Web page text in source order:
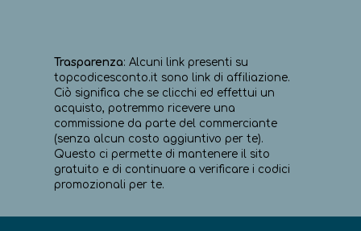
Trasparenza: Alcuni link presenti su
topcodicesconto.it sono link di affiliazione.
Ciò significa che se clicchi ed effettui un
acquisto, potremmo ricevere una
commissione da parte del commerciante
(senza alcun costo aggiuntivo per te).
Questo ci permette di mantenere il sito
gratuito e di continuare a verificare i codici
promozionali per te.